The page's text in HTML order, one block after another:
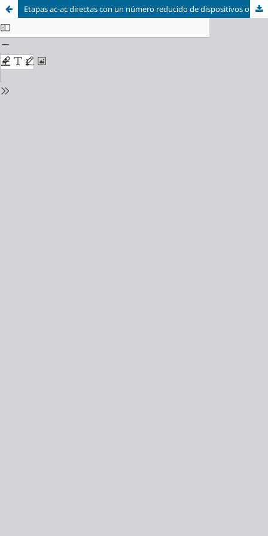
Etapas ac-ac directas con un número reducido de dispositivos operando en modo discontínuo